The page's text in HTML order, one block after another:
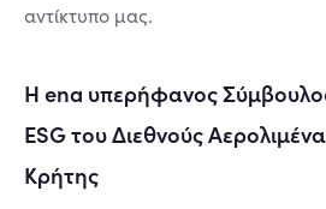
αντίκτυπο μας.
Η ena υπερήφανος
ESG του Διεθνούς
Κρήτης